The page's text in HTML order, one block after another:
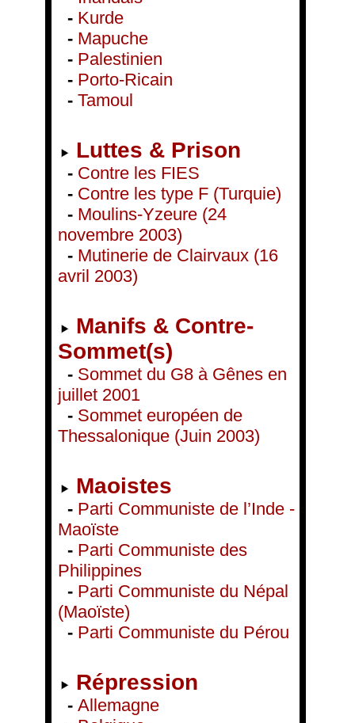
- Kurde
- Mapuche
- Palestinien
- Porto-Ricain
- Tamoul
Luttes & Prison
- Contre les FIES
- Contre les type F (Turquie)
- Moulins-Yzeure (24
novembre 2003)
- Mutinerie de Clairvaux (16
avril 2003)
Manifs & Contre-
Sommet(s)
- Sommet du G8 à Gênes en
juillet 2001
- Sommet européen de
Thessalonique (Juin 2003)
Maoistes
- Parti Communiste de l’Inde -
Maoïste
- Parti Communiste des
Philippines
- Parti Communiste du Népal
(Maoïste)
- Parti Communiste du Pérou
Répression
- Allemagne